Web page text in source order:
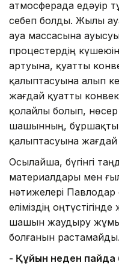
атмосферада едәуір
себеп болды. Жылы
ауа массасына
процестердің
артуына, қуатты
қалыптасуына алып
жағдай қуатты
қолайлы болып,
шашынның,
қалыптасуына
Осылайша, бүгінгі
материалдары мен
нәтижелері
еліміздің
шашын жаудыру
болғанын растамайды.
- Құйын неден пайда